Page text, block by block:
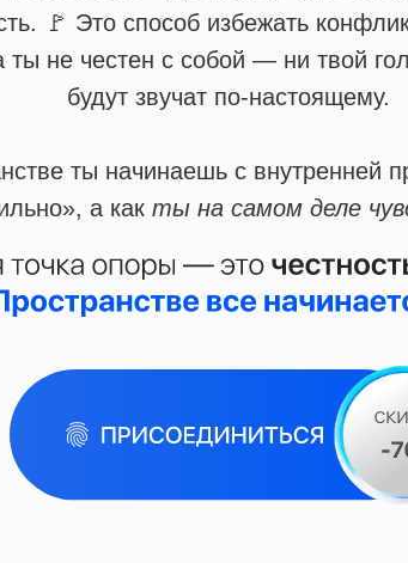
🚩 Это способ избежать
ты не честен с собой — ни твой
будут звучат по-настоящему.
ты начинаешь с внутренней
а как ты на самом деле